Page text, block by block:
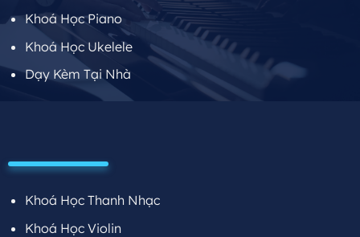
Khoá Học Piano
Khoá Học Ukelele
Dạy Kèm Tại Nhà
Khoá Học Thanh Nhạc
Khoá Học Violin